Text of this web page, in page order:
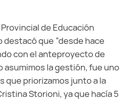
de Educación
destacó que “desde hace
con el anteproyecto de
asumimos la gestión, fue uno
que priorizamos junto a la
Storioni, ya que hacía 5